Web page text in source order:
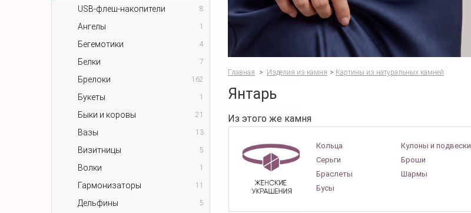
USB-флеш-накопители
8
Ангелы 1
Бегемотики 4
Белки 7
Брелоки 162
Букеты 1
Быки и коровы 21
Вазы 13
Визитницы 5
Волки 1
Гармонизаторы 11
Дельфины 5
Главная > Изделия из камня > Картины из натуральных камней
Янтарь
Из этого же камня
Кольца
Серьги
Браслеты
Бусы
Кулоны и подвески
Броши
Шармы